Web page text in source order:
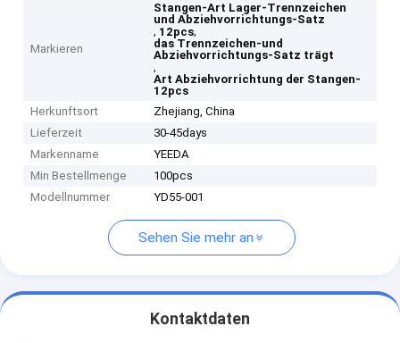
Markieren
Stangen-Art Lager-Trennzeichen
und Abziehvorrichtungs-Satz
, 12pcs,
das Trennzeichen-und
Abziehvorrichtungs-Satz trägt
,
Art Abziehvorrichtung der Stangen-
12pcs
Herkunftsort
Zhejiang, China
Lieferzeit
30-45days
Markenname
YEEDA
Min Bestellmenge
100pcs
Modellnummer
YD55-001
Sehen Sie mehr an
Kontaktdaten